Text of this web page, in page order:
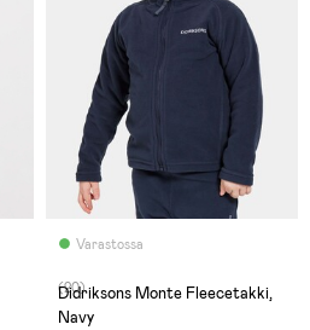
Varastossa
(20)
Didriksons Monte Fleecetakki,
Navy